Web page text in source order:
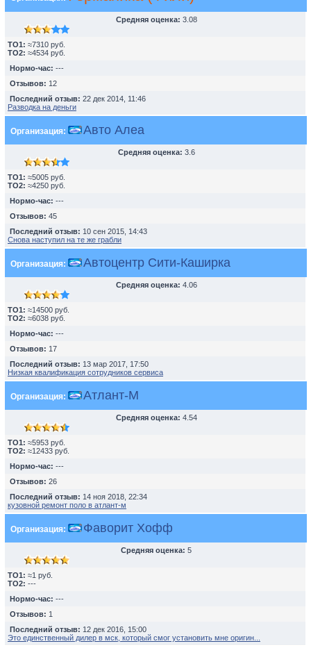
Средняя оценка: 3.08
TO1: ≈7310 руб.
TO2: ≈4534 руб.
Нормо-час: ---
Отзывов: 12
Последний отзыв: 22 дек 2014, 11:46
Разводка на деньги
Организация: Авто Алеа
Средняя оценка: 3.6
TO1: ≈5005 руб.
TO2: ≈4250 руб.
Нормо-час: ---
Отзывов: 45
Последний отзыв: 10 сен 2015, 14:43
Снова наступил на те же грабли
Организация: Автоцентр Сити-Каширка
Средняя оценка: 4.06
TO1: ≈14500 руб.
TO2: ≈6038 руб.
Нормо-час: ---
Отзывов: 17
Последний отзыв: 13 мар 2017, 17:50
Низкая квалификация сотрудников сервиса
Организация: Атлант-М
Средняя оценка: 4.54
TO1: ≈5953 руб.
TO2: ≈12433 руб.
Нормо-час: ---
Отзывов: 26
Последний отзыв: 14 ноя 2018, 22:34
кузовной ремонт поло в атлант-м
Организация: Фаворит Хофф
Средняя оценка: 5
TO1: ≈1 руб.
TO2: ---
Нормо-час: ---
Отзывов: 1
Последний отзыв: 12 дек 2016, 15:00
Это единственный дилер в мск, который смог установить мне оригин...